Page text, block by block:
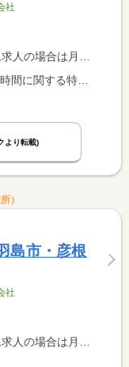
社
合は時間額を表示しています。
より転載)
）
島市・彦根
社
合は時間額を表示しています。